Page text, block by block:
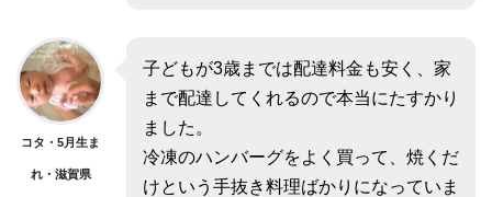
コタ・5月生ま
れ・滋賀県
子どもが3歳までは配達料金も安く、家
まで配達してくれるので本当にたすかり
ました。
冷凍のハンバーグをよく買って、焼くだ
けという手抜き料理ばかりになっていま